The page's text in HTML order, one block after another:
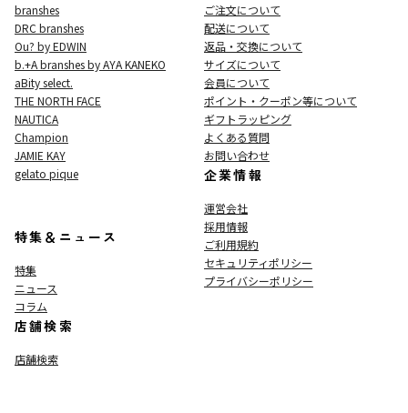
branshes
DRC branshes
Ou? by EDWIN
b.+A branshes by AYA KANEKO
aBity select.
THE NORTH FACE
NAUTICA
Champion
JAMIE KAY
gelato pique
特集＆ニュース
特集
ニュース
コラム
店舗検索
店舗検索
ご注文について
配送について
返品・交換について
サイズについて
会員について
ポイント・クーポン等について
ギフトラッピング
よくある質問
お問い合わせ
企業情報
運営会社
採用情報
ご利用規約
セキュリティポリシー
プライバシーポリシー